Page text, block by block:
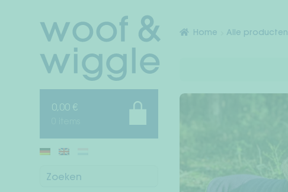
door
naar
naar
de
0,00 €
Zoeken
Home Alle producten